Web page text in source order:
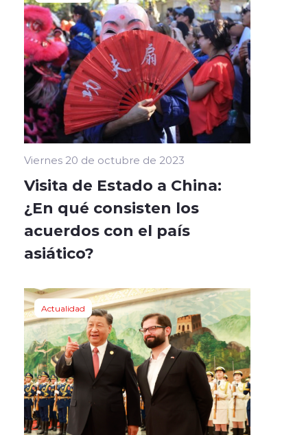
Viernes 20 de octubre de 2023
Visita de Estado a China:
¿En qué consisten los
acuerdos con el país
asiático?
Actualidad